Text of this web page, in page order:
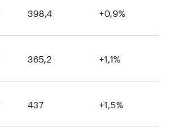
398,4 +0,9%
365,2 +1,1%
437 +1,5%